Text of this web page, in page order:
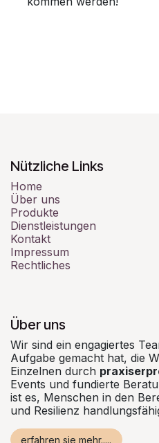
Nützliche Links
Home
Über uns
Produkte
Dienstleistungen
Kontakt
Impressum
Rechtliches
Über uns
Wir sind ein engagiertes
Aufgabe gemacht hat, die
Einzelnen durch
Events und fundierte
ist es, Menschen in den
und Resilienz
erfahren sie mehr.....